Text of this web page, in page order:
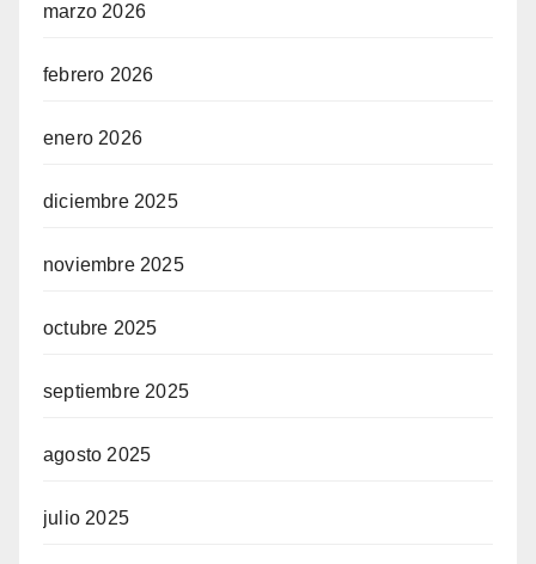
marzo 2026
febrero 2026
enero 2026
diciembre 2025
noviembre 2025
octubre 2025
septiembre 2025
agosto 2025
julio 2025